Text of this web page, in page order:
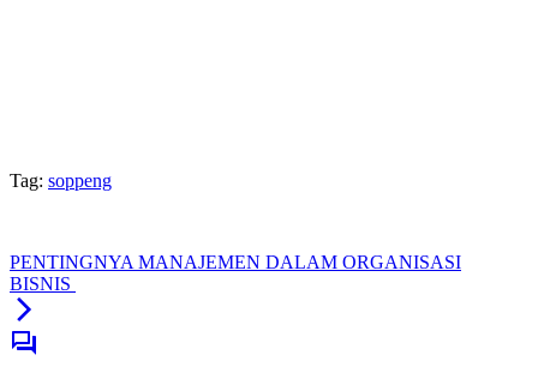
Tag: soppeng
PENTINGNYA MANAJEMEN DALAM ORGANISASI
BISNIS